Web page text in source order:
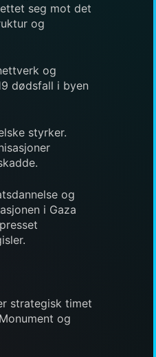
seg mot det
og
og
dødsfall i byen
styrker.
og
i Gaza
strategisk timet
og